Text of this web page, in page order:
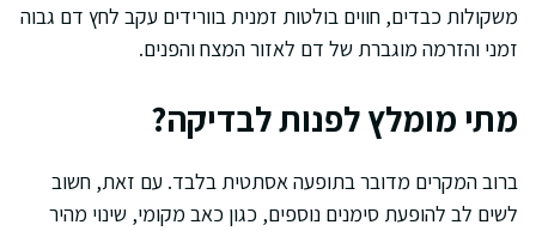
משקולות כבדים, חווים בולטות זמנית בוורידים עקב לחץ דם גבוה
זמני והזרמה מוגברת של דם לאזור המצח והפנים.
מתי מומלץ לפנות לבדיקה?
ברוב המקרים מדובר בתופעה אסתטית בלבד. עם זאת, חשוב
לשים לב להופעת סימנים נוספים, כגון כאב מקומי, שינוי מהיר